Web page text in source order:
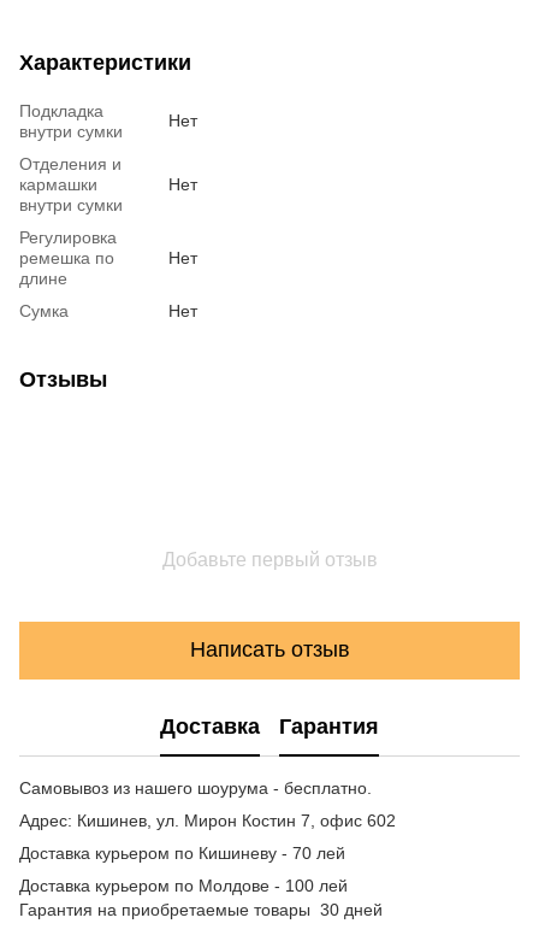
Характеристики
Подкладка
внутри сумки
Нет
Отделения и
кармашки
внутри сумки
Нет
Регулировка
ремешка по
длине
Нет
Сумка Нет
Отзывы
Добавьте первый отзыв
Написать отзыв
Доставка Гарантия
Самовывоз из нашего шоурума - бесплатно.
Адрес: Кишинев, ул. Мирон Костин 7, офис 602
Доставка курьером по Кишиневу - 70 лей
Доставка курьером по Молдове - 100 лей
Гарантия на приобретаемые товары 30 дней